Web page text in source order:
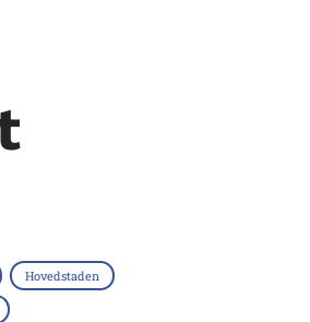
Hovedstaden